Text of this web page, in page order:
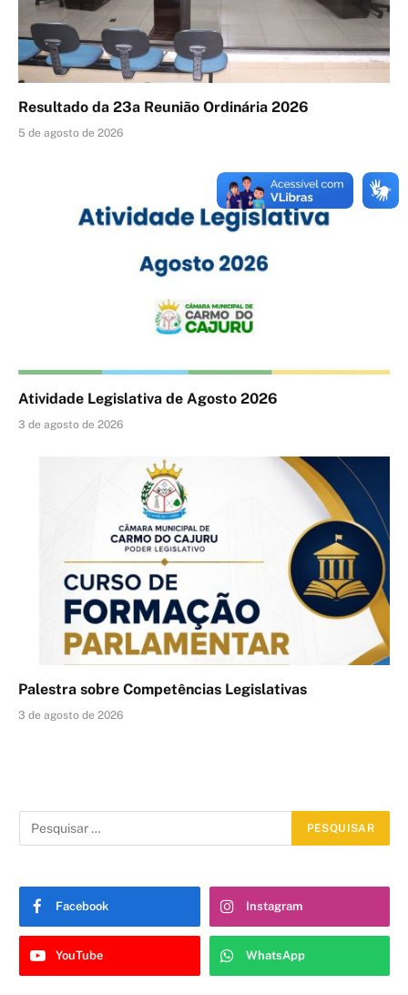
Resultado da 23a Reunião Ordinária 2026
5 de agosto de 2026
Atividade Legislativa de Agosto 2026
3 de agosto de 2026
Palestra sobre Competências Legislativas
3 de agosto de 2026
Facebook Instagram
YouTube WhatsApp